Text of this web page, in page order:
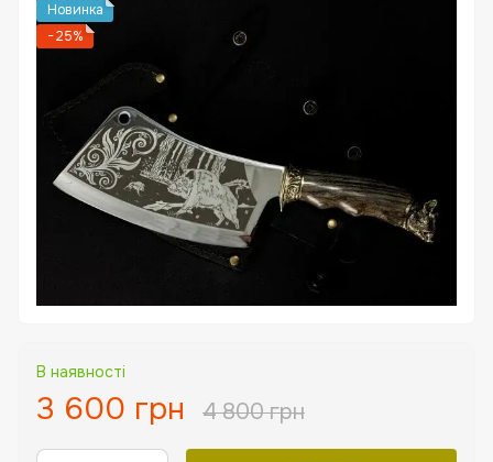
Новинка
−25%
В наявності
3 600 грн 4 800 грн